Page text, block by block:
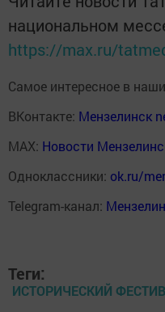
национальном
https://max.ru/
Самое интересное в
ВКонтакте: Мензелинск
MAX: Новости
Одноклассники: ok.ru/
Telegram-канал:
Теги:
ИСТОРИЧЕСКИЙ